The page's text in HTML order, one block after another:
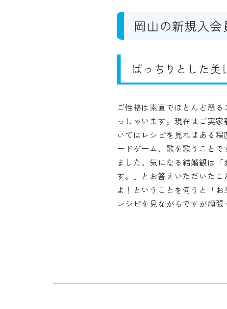
岡山の新規入
ぱっちりとした美
ご性格は素直でほとんど怒
っしゃいます。現在はご実
いてはレシピを見ればある
ードゲーム、歌を歌うこと
ました。気になる結婚観は
す。」とお答えいただいた
よ！ということを伺うと「
レシピを見ながらですが頑